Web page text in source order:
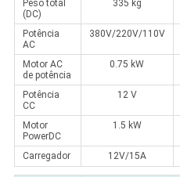
Peso total
(DC)
335 kg
Potência
AC
380V/220V/110V
Motor AC
de potência
0.75 kW
Potência
CC
12 V
Motor
PowerDC
1.5 kW
Carregador 12V/15A